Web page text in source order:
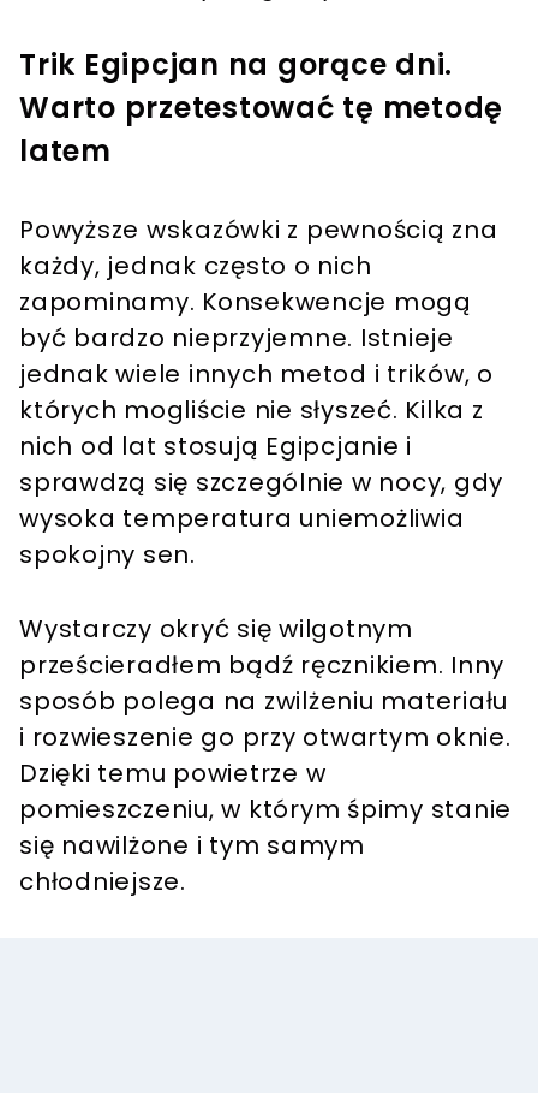
Trik Egipcjan na gorące dni.
Warto przetestować tę metodę
latem
Powyższe wskazówki z pewnością zna
każdy, jednak często o nich
zapominamy. Konsekwencje mogą
być bardzo nieprzyjemne. Istnieje
jednak wiele innych metod i trików, o
których mogliście nie słyszeć. Kilka z
nich od lat stosują Egipcjanie i
sprawdzą się szczególnie w nocy, gdy
wysoka temperatura uniemożliwia
spokojny sen.
Wystarczy okryć się wilgotnym
prześcieradłem bądź ręcznikiem. Inny
sposób polega na zwilżeniu materiału
i rozwieszenie go przy otwartym oknie.
Dzięki temu powietrze w
pomieszczeniu, w którym śpimy stanie
się nawilżone i tym samym
chłodniejsze.